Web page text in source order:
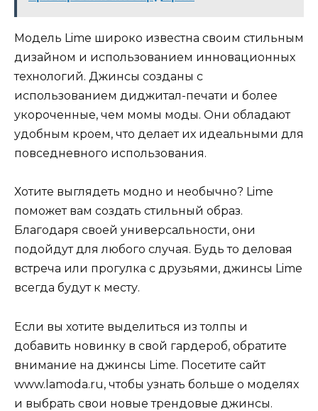
Модель Lime широко известна своим стильным
дизайном и использованием инновационных
технологий. Джинсы созданы с
использованием диджитал-печати и более
укороченные, чем момы моды. Они обладают
удобным кроем, что делает их идеальными для
повседневного использования.
Хотите выглядеть модно и необычно? Lime
поможет вам создать стильный образ.
Благодаря своей универсальности, они
подойдут для любого случая. Будь то деловая
встреча или прогулка с друзьями, джинсы Lime
всегда будут к месту.
Если вы хотите выделиться из толпы и
добавить новинку в свой гардероб, обратите
внимание на джинсы Lime. Посетите сайт
www.lamoda.ru, чтобы узнать больше о моделях
и выбрать свои новые трендовые джинсы.